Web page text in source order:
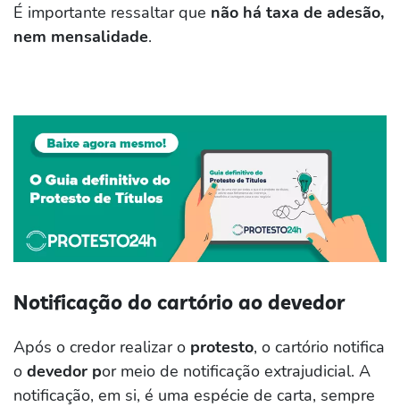
É importante ressaltar que não há taxa de adesão,
nem mensalidade.
Notificação do cartório ao devedor
Após o credor realizar o protesto, o cartório notifica
o devedor por meio de notificação extrajudicial. A
notificação, em si, é uma espécie de carta, sempre